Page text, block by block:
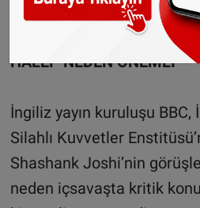
Ramussa bölgesinde
HALEP NEDEN ÖNEMLİ
İngiliz yayın kuruluşu
Silahlı Kuvvetler
Shashank Joshi’nin
neden içsavaşta kritik